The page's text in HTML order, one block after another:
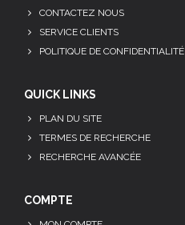
CONTACTEZ NOUS
SERVICE CLIENTS
POLITIQUE DE CONFIDENTIALITÉ
QUICK LINKS
PLAN DU SITE
TERMES DE RECHERCHE
RECHERCHE AVANCÉE
COMPTE